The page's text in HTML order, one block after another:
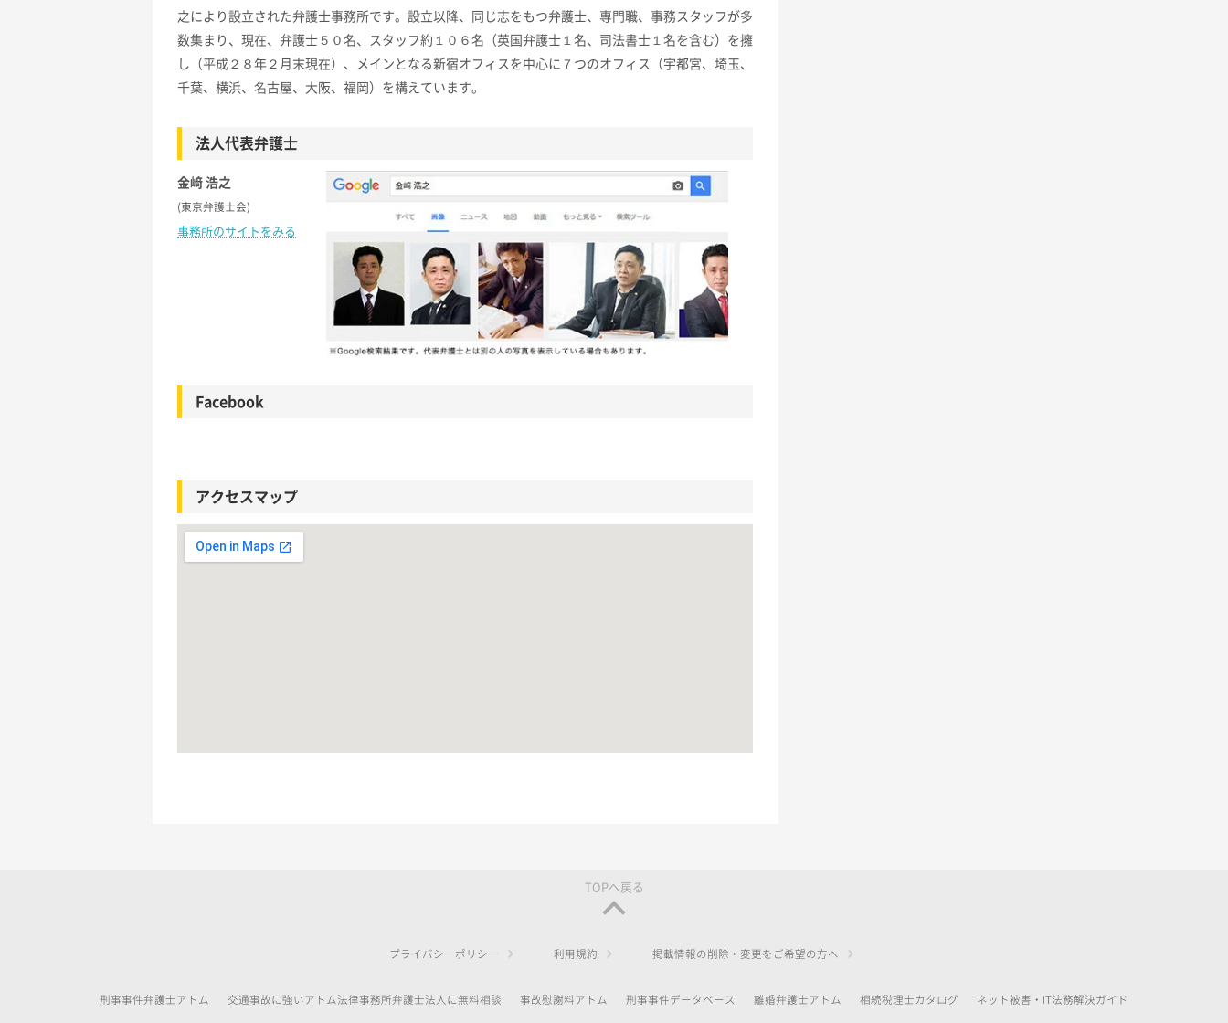
之により設立された弁護士事務所です。設立以降、同じ志をもつ弁護士、専門職、事務スタッフが多
数集まり、現在、弁護士５０名、スタッフ約１０６名（英国弁護士１名、司法書士１名を含む）を擁
し（平成２８年２月末現在）、メインとなる新宿オフィスを中心に７つのオフィス（宇都宮、埼玉、
千葉、横浜、名古屋、大阪、福岡）を構えています。
法人代表弁護士
金﨑 浩之
(東京弁護士会)
事務所のサイトをみる
Facebook
アクセスマップ
TOPへ戻る
プライバシーポリシー 利用規約 掲載情報の削除・変更をご希望の方へ
刑事事件弁護士アトム 交通事故に強いアトム法律事務所弁護士法人に無料相談 事故慰謝料アトム 刑事事件データベース 離婚弁護士アトム 相続税理士カタログ ネット被害・IT法務解決ガイド